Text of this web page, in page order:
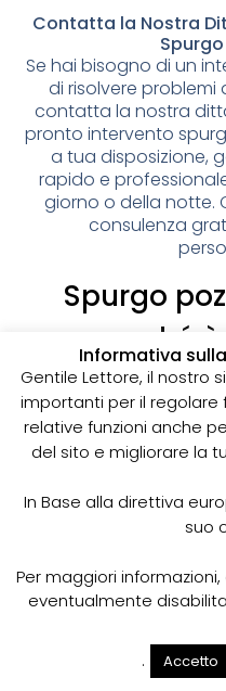
Contatta la Nostra
Se hai bisogno di un
di risolvere
contatta la nostra
pronto intervento
a tua disposizione,
rapido e
giorno o della notte.
consulenza
Spurgo
perché
I pozzi neri sono delle
per la raccolta delle
soprattutto in zone
sistema di
spurgo dei pozzi neri
e prevenire il rischio
Come funziona
Lo spurgo dei pozzi
specifiche, in grado
acque reflue e i
Cerca
Informativa
Gentile Lettore, il nostro
importanti per il regolare
relative funzioni anche
del sito e migliorare la
In Base alla direttiva
suo
Per maggiori
eventualmente
. Accetto